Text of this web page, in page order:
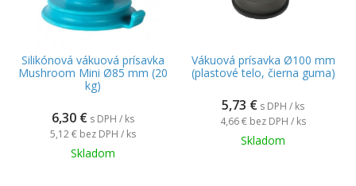
Silikónová vákuová prísavka
Mushroom Mini Ø85 mm (20
kg)
6,30 € s DPH / ks
5,12 € bez DPH / ks
Skladom
Vákuová prísavka Ø100 mm
(plastové telo, čierna guma)
5,73 € s DPH / ks
4,66 € bez DPH / ks
Skladom